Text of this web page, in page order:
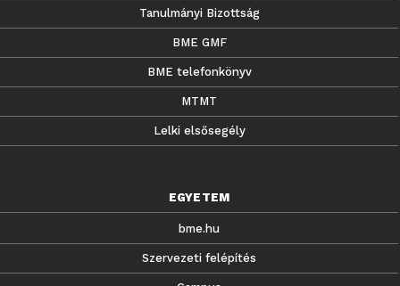
Tanulmányi Bizottság
BME GMF
BME telefonkönyv
MTMT
Lelki elsősegély
EGYETEM
bme.hu
Szervezeti felépítés